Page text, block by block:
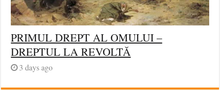
PRIMUL DREPT AL OMULUI –
DREPTUL LA REVOLTĂ
3 days ago